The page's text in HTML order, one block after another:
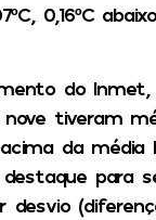
0,16ºC
do Inmet,
tiveram
da média
destaque para
desvio